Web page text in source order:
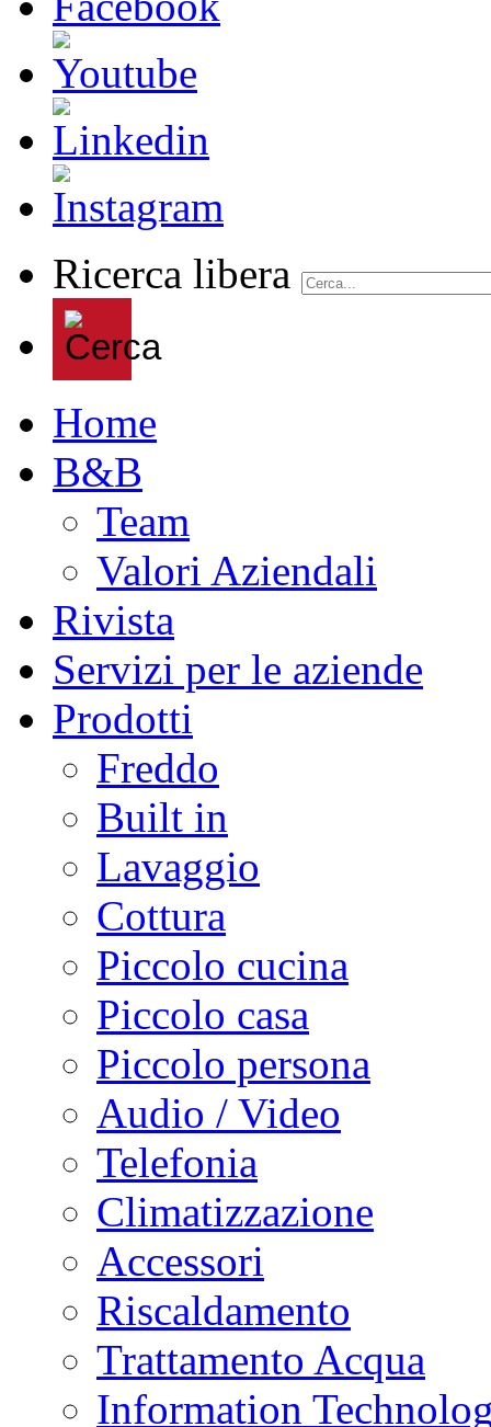
Ricerca libera
Home
B&B
Team
Valori Aziendali
Rivista
Servizi per le aziende
Prodotti
Freddo
Built in
Lavaggio
Cottura
Piccolo cucina
Piccolo casa
Piccolo persona
Audio / Video
Telefonia
Climatizzazione
Accessori
Riscaldamento
Trattamento Acqua
Information